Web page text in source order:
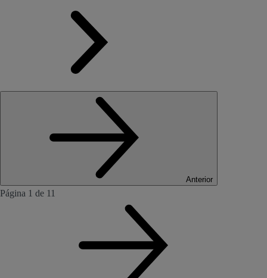
Anterior
Página 1 de 11